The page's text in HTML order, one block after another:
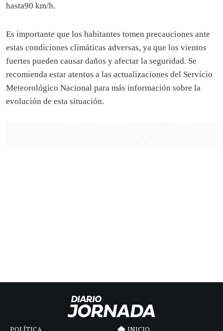
hasta90 km/h.
Es importante que los habitantes tomen precauciones ante
estas condiciones climáticas adversas, ya que los vientos
fuertes pueden causar daños y afectar la seguridad. Se
recomienda estar atentos a las actualizaciones del Servicio
Meteorológico Nacional para más información sobre la
evolución de esta situación.